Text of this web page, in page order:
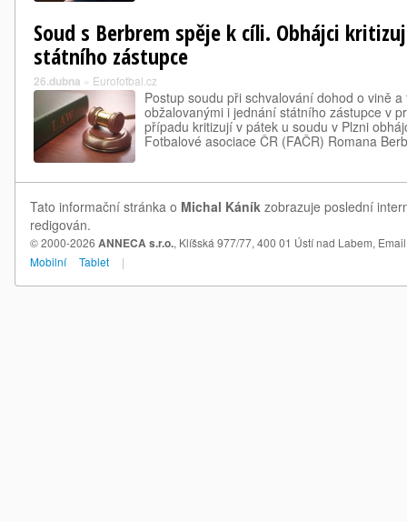
Soud s Berbrem spěje k cíli. Obhájci
státního zástupce
26.dubna » Eurofotbal.cz
Postup soudu při schvalování dohod o vině
obžalovanými i jednání státního zástupce v
případu kritizují v pátek u soudu v Plzni
Fotbalové asociace ČR (FAČR) Romana
Tato informační stránka o Michal Káník zobrazuje poslední
redigován.
© 2000-2026 ANNECA s.r.o., Klíšská 977/77, 400 01 Ústí nad Labem,
Mobilní
Tablet |